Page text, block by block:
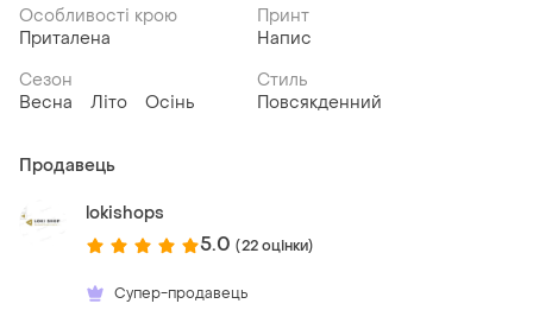
Особливості крою
Приталена
Принт
Напис
Сезон
Весна
Літо Осінь
Стиль
Повсякденний
Продавець
lokishops
5.0 (22 оцінки)
Супер-продавець